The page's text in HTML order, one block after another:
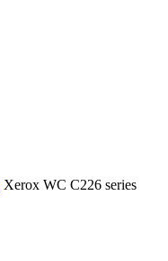
Xerox WC C226 series